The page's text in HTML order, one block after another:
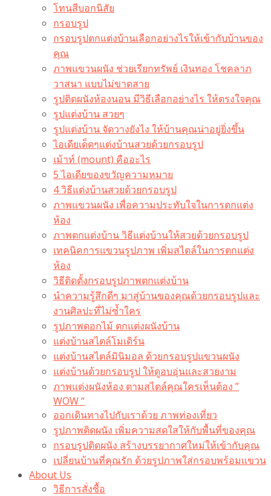
โทนสีบอกนิสัย
กรอบรูป
กรอบรูปตกแต่งบ้านเลือกอย่างไรให้เข้ากับบ้านของ
คุณ
ภาพแขวนผนัง ช่วยเรียกทรัพย์ เงินทอง โชคลาภ
วาสนา แบบไม่ขาดสาย
รูปติดผนังห้องนอน มีวิธีเลือกอย่างไร ให้ตรงใจคุณ
รูปแต่งบ้าน สวยๆ
รูปแต่งบ้าน จัดวางยังไง ให้บ้านคุณน่าอยู่ยิ่งขึ้น
ไอเดียเด็ดๆแต่งบ้านสวยด้วยกรอบรูป
เม้าท์ (mount) คืออะไร​
5 ไอเดียของขวัญความหมาย
4 วิธีแต่งบ้านสวยด้วยกรอบรูป
ภาพแขวนผนัง เพื่อความประทับใจในการตกแต่ง
ห้อง
ภาพตกแต่งบ้าน วิธีแต่งบ้านให้สวยด้วยกรอบรูป
เทคนิคการแขวนรูปภาพ เพิ่มสไตล์ในการตกแต่ง
ห้อง
วิธีติดตั้งกรอบรูปภาพตกแต่งบ้าน
นำความรู้สึกดีๆ มาสู่บ้านของคุณด้วยกรอบรูปและ
งานศิลปะที่ไม่ซ้ำใคร
รูปภาพดอกไม้ ตกแต่งผนังบ้าน
แต่งบ้านสไตล์โมเดิร์น
แต่งบ้านสไตล์มินิมอล ด้วยกรอบรูปแขวนผนัง
แต่งบ้านด้วยกรอบรูป ให้ดูอบอุ่นและสวยงาม
ภาพแต่งผนังห้อง ตามสไตล์คุณใครเห็นต้อง ”
WOW “
ออกเดินทางไปกับเราด้วย ภาพท่องเที่ยว
รูปภาพติดผนัง เพิ่มความสดใสให้กับพื้นที่ของคุณ
กรอบรูปติดผนัง สร้างบรรยากาศใหม่ให้เข้ากับคุณ
เปลี่ยนบ้านที่คุณรัก ด้วยรูปภาพใส่กรอบพร้อมแขวน​
About Us
วิธีการสั่งซื้อ